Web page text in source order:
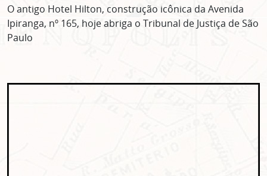
O antigo Hotel Hilton, construção icônica da Avenida
Ipiranga, nº 165, hoje abriga o Tribunal de Justiça de São
Paulo